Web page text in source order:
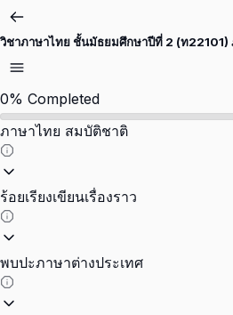
วิชาภาษาไทย ชั้นมัธยมศึกษาปีที่ 2 (ท22101)
0% Completed
ภาษาไทย สมบัติชาติ
ร้อยเรียงเขียนเรื่องราว
พบปะภาษาต่างประเทศ